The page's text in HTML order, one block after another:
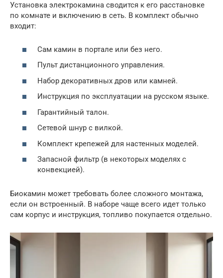
Установка электрокамина сводится к его расстановке
по комнате и включению в сеть. В комплект обычно
входит:
Сам камин в портале или без него.
Пульт дистанционного управления.
Набор декоративных дров или камней.
Инструкция по эксплуатации на русском языке.
Гарантийный талон.
Сетевой шнур с вилкой.
Комплект крепежей для настенных моделей.
Запасной фильтр (в некоторых моделях с
конвекцией).
Биокамин может требовать более сложного монтажа,
если он встроенный. В наборе чаще всего идет только
сам корпус и инструкция, топливо покупается отдельно.